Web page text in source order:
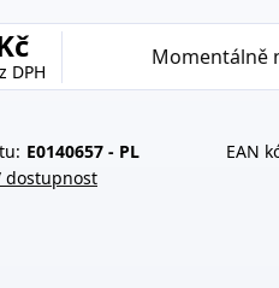
DPH
Momentálně
E0140657 - PL EAN
dostupnost